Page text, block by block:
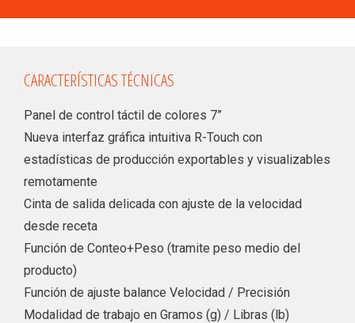
CARACTERÍSTICAS TÉCNICAS
Panel de control táctil de colores 7”
Nueva interfaz gráfica intuitiva R-Touch con
estadísticas de producción exportables y visualizables
remotamente
Cinta de salida delicada con ajuste de la velocidad
desde receta
Función de Conteo+Peso (tramite peso medio del
producto)
Función de ajuste balance Velocidad / Precisión
Modalidad de trabajo en Gramos (g) / Libras (lb)